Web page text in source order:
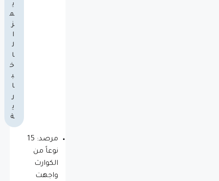
ي
م
ز
ا
ل
ا
خ
ب
ا
ر
ي
ة
مرصد: 15
نوعاً من
الكوارث
واجهت